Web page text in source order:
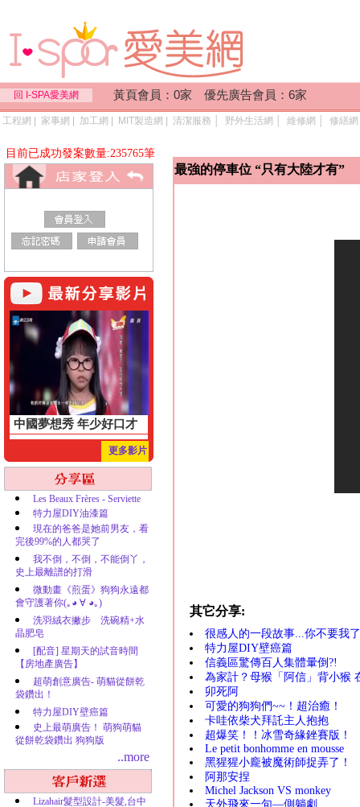
回 I-SPA愛美網 黃頁會員：0家 優先廣告會員：6家
工程網 家事網 加工網 MIT製造網 清潔服務 野外生活網 維修網 修繕網
目前已成功發案數量:235765筆
中國夢想秀 年少好口才
更多影片
Les Beaux Frères - Serviette
特力屋DIY油漆篇
現在的爸爸是她前男友，看
完後99%的人都哭了
我不倒，不倒，不能倒丫，
史上最離譜的打滑
微動畫《煎蛋》狗狗永遠都
會守護著你(｡◕ ∀ ◕｡)
洗羽絨衣撇步 洗碗精+水
晶肥皂
[配音] 星期天的試音時間
【房地產廣告】
超萌創意廣告- 萌貓從餅乾
袋鑽出！
特力屋DIY壁癌篇
史上最萌廣告！ 萌狗萌貓
從餅乾袋鑽出 狗狗版
..more
Lizahair髮型設計-美髮,台中
最強的停車位 “只有大陸才有”
其它分享:
很感人的一段故事...你不要我
特力屋DIY壁癌篇
信義區驚傳百人集體暈倒?!
為家計？母猴「阿信」背小猴
卯死阿
可愛的狗狗們~~！超治癒！
卡哇依柴犬拜託主人抱抱
超爆笑！！冰雪奇緣銼賽版！
Le petit bonhomme en mousse
黑猩猩小龐被魔術師捉弄了！
阿那安捏
Michel Jackson VS monkey
天外飛來一句—側躺劇